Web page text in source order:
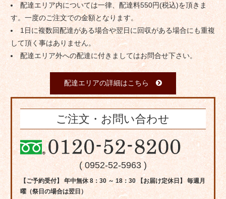
配達エリア内については一律、配達料550円(税込)を頂きま
す。一度のご注文での金額となります。
1日に複数回配達がある場合や翌日に回収がある場合にも重複
して頂く事はありません。
配達エリア外への配達に付きましてはお問合せ下さい。
配達エリアの詳細はこちら
ご注文・お問い合わせ
( 0952-52-5963 )
【ご予約受付】 年中無休 8：30 ～ 18：30 【お届け定休日】 毎週月
曜（祭日の場合は翌日）